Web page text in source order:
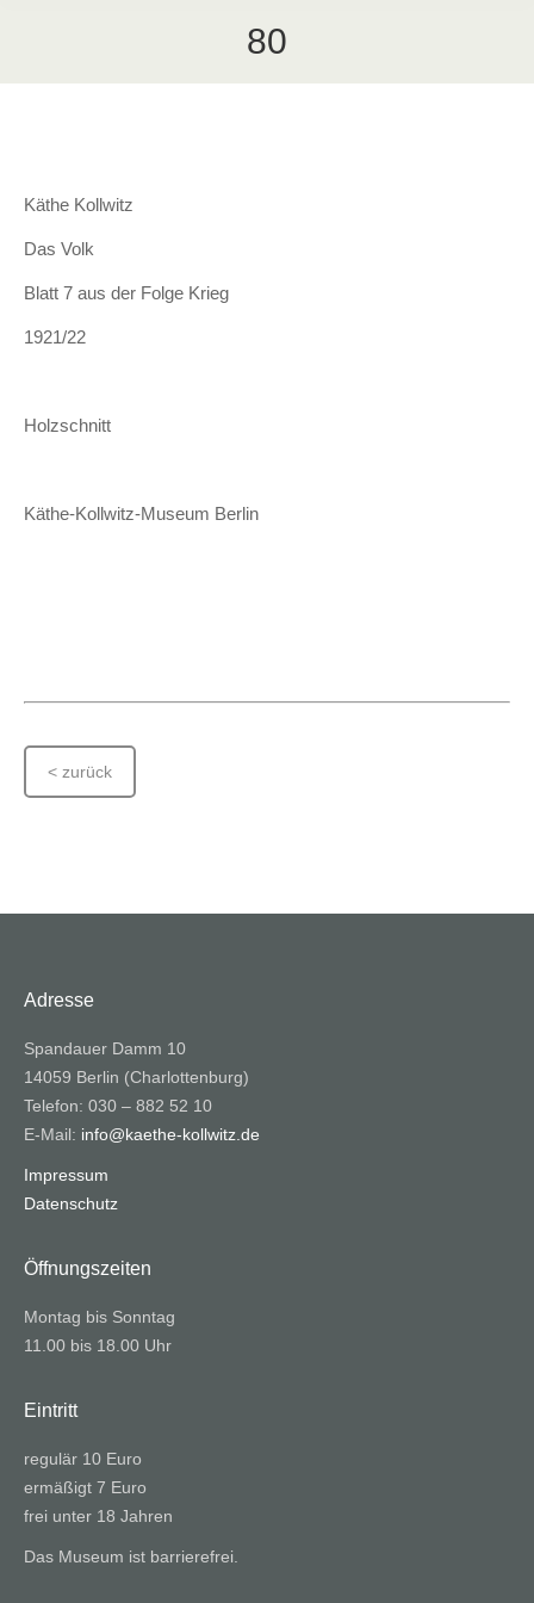
80
Käthe Kollwitz
Das Volk
Blatt 7 aus der Folge Krieg
1921/22
Holzschnitt
Käthe-Kollwitz-Museum Berlin
< zurück
Adresse
Spandauer Damm 10
14059 Berlin (Charlottenburg)
Telefon: 030 – 882 52 10
E-Mail: info@kaethe-kollwitz.de
Impressum
Datenschutz
Öffnungszeiten
Montag bis Sonntag
11.00 bis 18.00 Uhr
Eintritt
regulär 10 Euro
ermäßigt 7 Euro
frei unter 18 Jahren
Das Museum ist barrierefrei.